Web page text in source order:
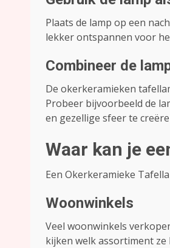
Plaats de lamp op een
lekker ontspannen voor
Combineer de
De okerkeramieken
Probeer bijvoorbeeld de
en gezellige sfeer te
Waar kan je
Een Okerkeramieke
Woonwinkels
Veel woonwinkels
kijken welk assortiment ze